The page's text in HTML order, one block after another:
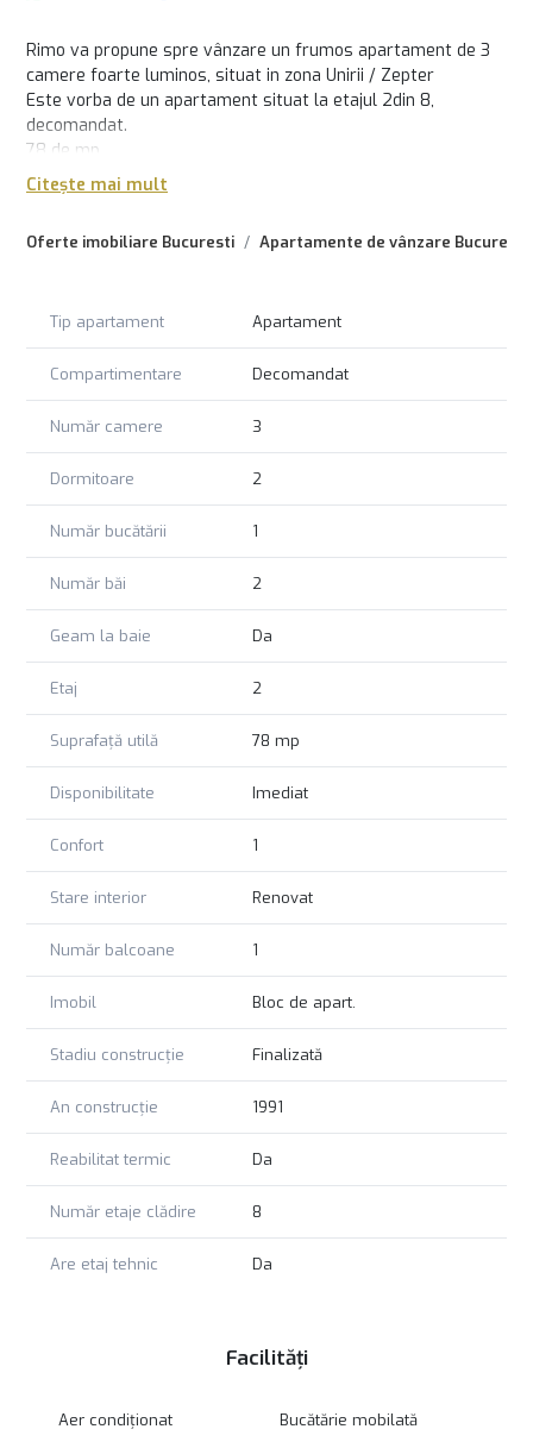
Oferte imobiliare Bucuresti Apartamente de vânzare Bucuresti
Rimo va propune spre vânzare un frumos apartament de 3
camere foarte luminos, situat in zona Unirii / Zepter
Este vorba de un apartament situat la etajul 2din 8,
decomandat.
78 de mp.
Apartament renovat, 2 bai, balcon la sufragerie.
Toate instalatiile schimbate,.
Bloc reabilitat termic situat intr-o zona foarte linistita.
Citește mai mult
Tip apartament Apartament
Compartimentare Decomandat
Număr camere 3
Dormitoare 2
Număr bucătării 1
Număr băi 2
Geam la baie Da
Etaj 2
Suprafață utilă 78 mp
Disponibilitate Imediat
Confort 1
Stare interior Renovat
Număr balcoane 1
Imobil Bloc de apart.
Stadiu construcție Finalizată
An construcție 1991
Reabilitat termic Da
Număr etaje clădire 8
Are etaj tehnic Da
Facilități
Aer condiționat Bucătărie mobilată